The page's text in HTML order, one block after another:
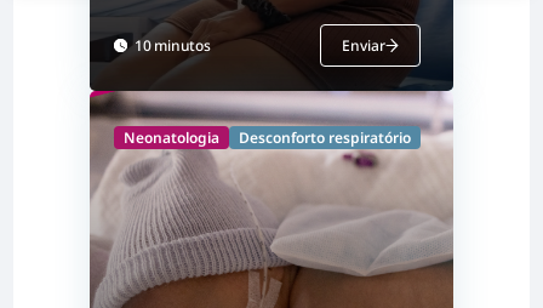
10 minutos Enviar
Neonatologia Desconforto respiratório